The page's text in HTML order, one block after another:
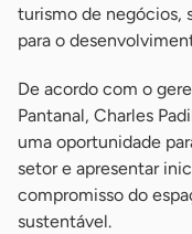
turismo de negócios,
para o
De acordo com o
Pantanal, Charles
uma oportunidade
setor e apresentar
compromisso do
sustentável.